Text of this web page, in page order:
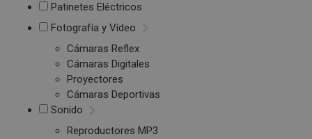
Patinetes Eléctricos
Fotografía y Vídeo
Cámaras Reflex
Cámaras Digitales
Proyectores
Cámaras Deportivas
Sonido
Reproductores MP3